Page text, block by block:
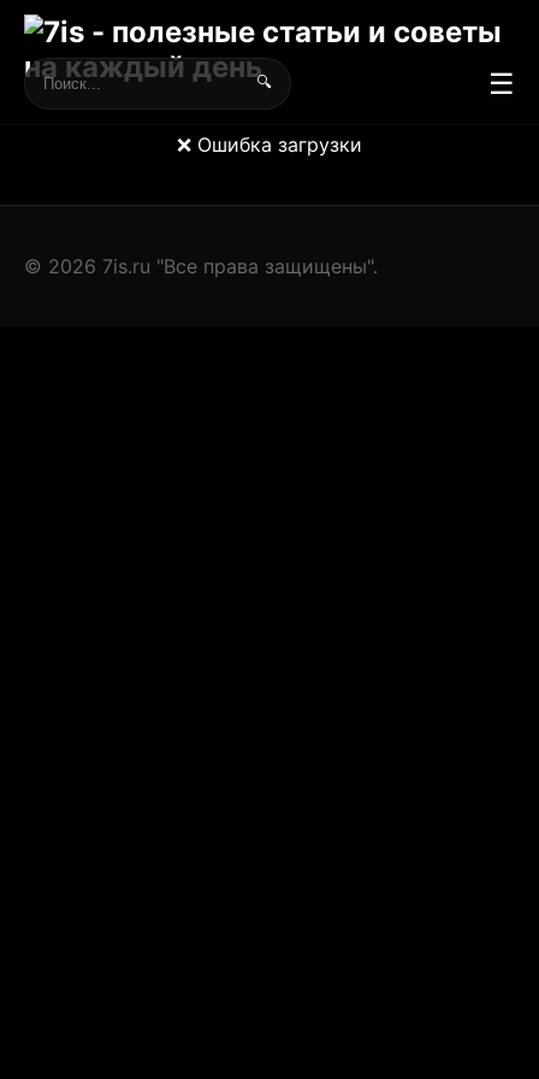
🔍 ☰
❌ Ошибка загрузки
© 2026 7is.ru "Все права защищены".